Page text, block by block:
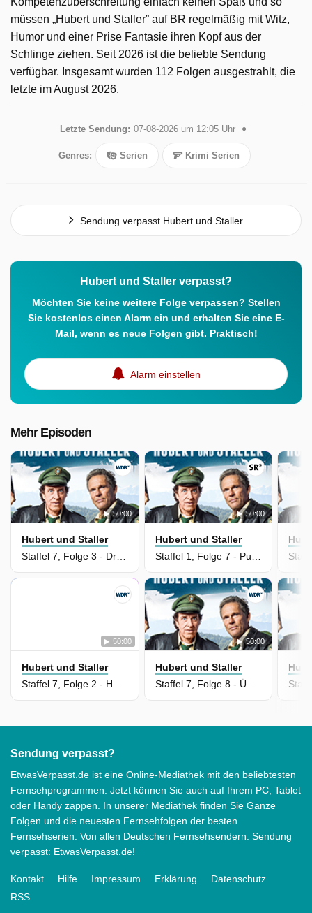
müssen „Hubert und Staller” auf BR regelmäßig mit Witz,
Humor und einer Prise Fantasie ihren Kopf aus der
Schlinge ziehen. Seit 2026 ist die beliebte Sendung
verfügbar. Insgesamt wurden 112 Folgen ausgestrahlt, die
letzte im August 2026.
Letzte Sendung: 07-08-2026 um 12:05 Uhr
Genres: Serien Krimi Serien
Sendung verpasst Hubert und Staller
Hubert und Staller verpasst?
Möchten Sie keine weitere Folge verpassen? Stellen
Sie kostenlos einen Alarm ein und erhalten Sie eine E-
Mail, wenn es neue Folgen gibt. Praktisch!
Alarm einstellen
Mehr Episoden
50:00
Hubert und Staller
Staffel 7, Folge 3 - Dringender Tatverdacht
50:00
Hubert und Staller
Staffel 1, Folge 7 - Puzzlespiele
50:00
Hubert und Staller
50:00
Hubert und Staller
Sendung verpasst?
EtwasVerpasst.de ist eine Online-Mediathek mit den beliebtesten
Fernsehprogrammen. Jetzt können Sie auch auf Ihrem PC, Tablet
oder Handy zappen. In unserer Mediathek finden Sie Ganze
Folgen und die neuesten Fernsehfolgen der besten
Fernsehserien. Von allen Deutschen Fernsehsendern. Sendung
verpasst: EtwasVerpasst.de!
Kontakt Hilfe Impressum Erklärung
Datenschutz
RSS